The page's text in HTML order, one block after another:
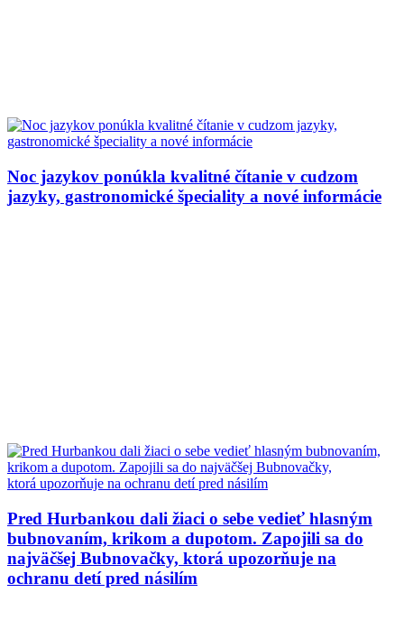
Noc jazykov ponúkla kvalitné čítanie v cudzom
jazyky, gastronomické špeciality a nové informácie
Pred Hurbankou dali žiaci o sebe vedieť hlasným
bubnovaním, krikom a dupotom. Zapojili sa do
najväčšej Bubnovačky, ktorá upozorňuje na
ochranu detí pred násilím